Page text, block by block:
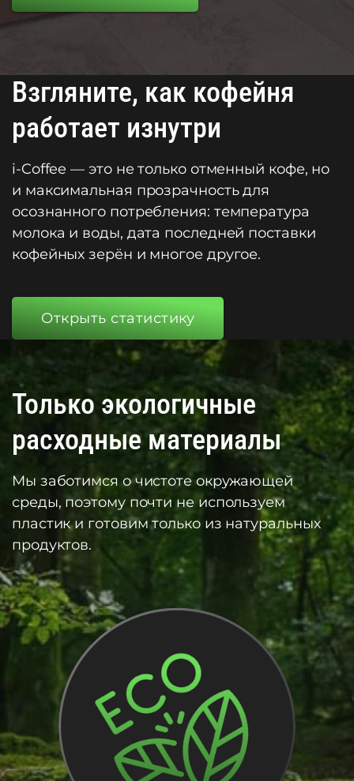
Взгляните, как кофейня
работает изнутри
i-Coffee — это не только отменный кофе, но
и максимальная прозрачность для
осознанного потребления: температура
молока и воды, дата последней поставки
кофейных зерён и многое другое.
Открыть статистику
Только экологичные
расходные материалы
Мы заботимся о чистоте окружающей
среды, поэтому почти не используем
пластик и готовим только из натуральных
продуктов.